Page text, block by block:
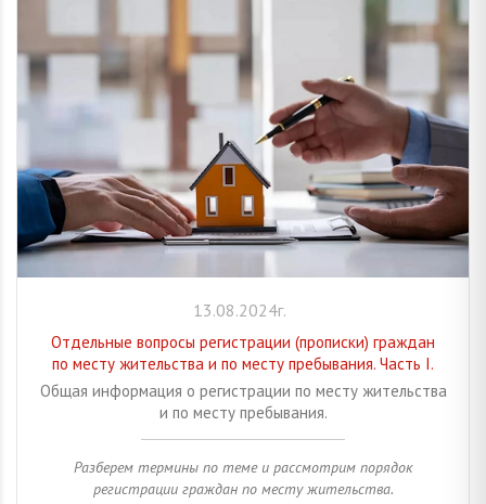
13.08.2024г.
Отдельные вопросы регистрации (прописки) граждан
по месту жительства и по месту пребывания. Часть I.
Общая информация о регистрации по месту жительства
и по месту пребывания.
Разберем термины по теме и рассмотрим порядок
регистрации граждан по месту жительства.